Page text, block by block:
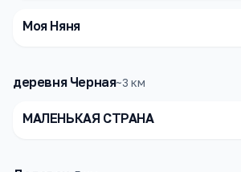
Моя Няня
деревня Черная~3 км
МАЛЕНЬКАЯ СТРАНА